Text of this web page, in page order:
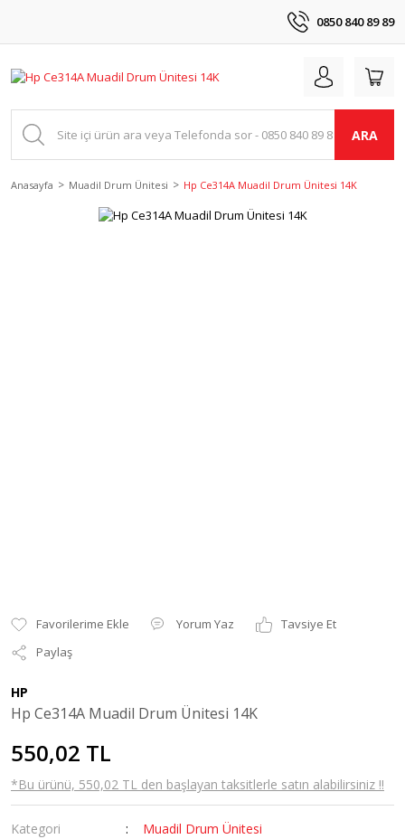
0850 840 89 89
ARA
Anasayfa Muadil Drum Ünitesi Hp Ce314A Muadil Drum Ünitesi 14K
Yorum Yaz
Tavsiye Et
Paylaş
HP
Hp Ce314A Muadil Drum Ünitesi 14K
550,02 TL
*Bu ürünü, 550,02 TL den başlayan taksitlerle satın alabilirsiniz !!
Kategori
Muadil Drum Ünitesi